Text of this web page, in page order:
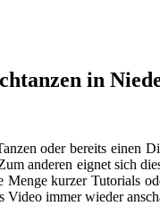
in
oder bereits einen
anderen eignet sich
Menge kurzer Tutorials
Video immer wieder